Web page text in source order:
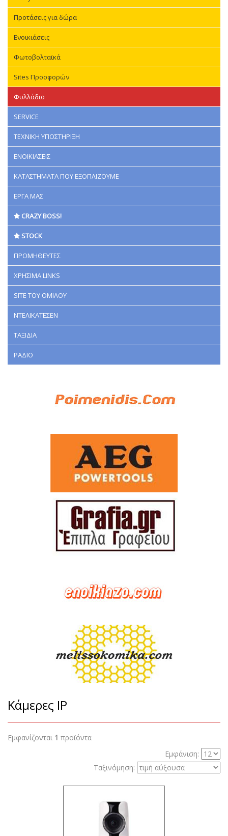
Προτάσεις για δώρα
Ενοικιάσεις
Φωτοβολταϊκά
Sites Προσφορών
Φυλλάδιο
SERVICE
ΤΕΧΝΙΚΗ ΥΠΟΣΤΗΡΙΞΗ
ΕΝΟΙΚΙΑΣΕΙΣ
ΚΑΤΑΣΤΗΜΑΤΑ ΠΟΥ ΕΞΟΠΛΙΖΟΥΜΕ
ΕΡΓΑ ΜΑΣ
CRAZY BOSS!
STOCK
ΠΡΟΜΗΘΕΥΤΕΣ
ΧΡΗΣΙΜΑ LINKS
SITE ΤΟΥ ΟΜΙΛΟΥ
ΝΤΕΛΙΚΑΤΕΣΕΝ
ΤΑΞΙΔΙΑ
ΡΑΔΙΟ
Κάμερες IP
Εμφανίζονται 1 προϊόντα
Εμφάνιση:
Ταξινόμηση: